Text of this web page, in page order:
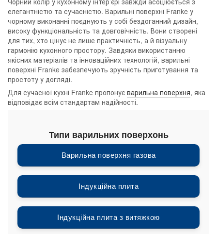
елегантністю та сучасністю. Варильні поверхні Franke у
чорному виконанні поєднують у собі бездоганний дизайн,
високу функціональність та довговічність. Вони створені
для тих, хто цінує не лише практичність, а й візуальну
гармонію кухонного простору. Завдяки використанню
якісних матеріалів та інноваційних технологій, варильні
поверхні Franke забезпечують зручність приготування та
простоту у догляді.
Для сучасної кухні Franke пропонує варильна поверхня, яка
відповідає всім стандартам надійності.
Типи варильних поверхонь
Варильна поверхня газова
Індукційна плита
Індукційна плита з витяжкою